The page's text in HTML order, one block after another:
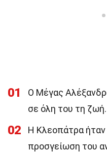
01
Ο Μέγας
σε όλη του τη ζωή.
02
Η Κλεοπάτρα ήταν
προσγείωση του